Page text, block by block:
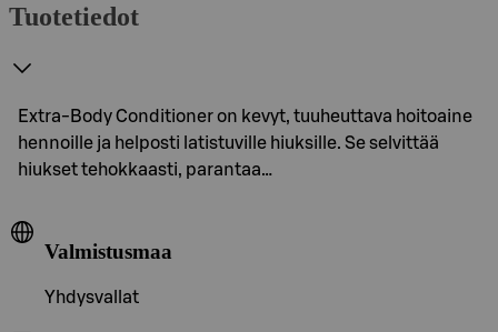
Tuotetiedot
Extra-Body Conditioner on kevyt, tuuheuttava hoitoaine
hennoille ja helposti latistuville hiuksille. Se selvittää
hiukset tehokkaasti, parantaa…
Valmistusmaa
Yhdysvallat